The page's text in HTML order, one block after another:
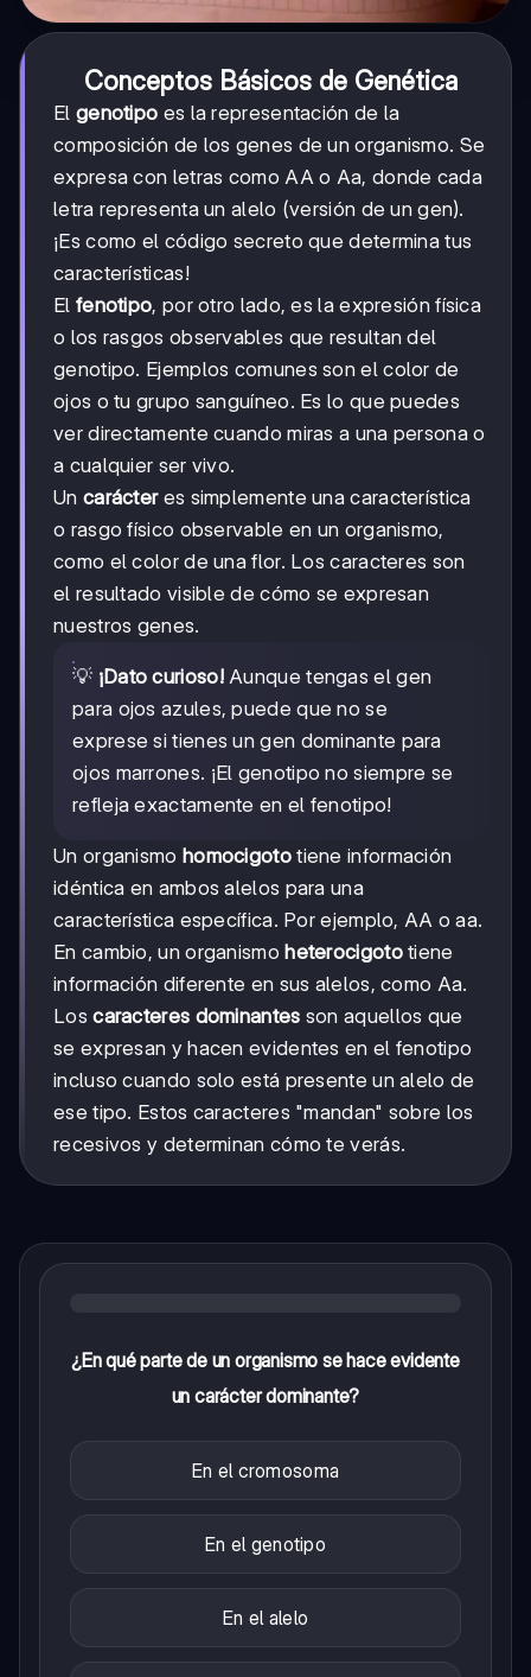
Conceptos Básicos de Genética
El genotipo es la representación de la
composición de los genes de un organismo. Se
expresa con letras como AA o Aa, donde cada
letra representa un alelo (versión de un gen).
¡Es como el código secreto que determina tus
características!
El fenotipo, por otro lado, es la expresión física
o los rasgos observables que resultan del
genotipo. Ejemplos comunes son el color de
ojos o tu grupo sanguíneo. Es lo que puedes
ver directamente cuando miras a una persona o
a cualquier ser vivo.
Un carácteres simplemente una característica
o rasgo físico observable en un organismo,
como el color de una flor. Los caracteres son
el resultado visible de cómo se expresan
nuestros genes.
💡 ¡Dato curioso!Aunque tengas el gen
para ojos azules, puede que no se
exprese si tienes un gen dominante para
ojos marrones. ¡El genotipo no siempre se
refleja exactamente en el fenotipo!
Un organismo homocigototiene información
idéntica en ambos alelos para una
característica específica. Por ejemplo, AA o aa.
En cambio, un organismoheterocigototiene
información diferente en sus alelos, como Aa.
Loscaracteres dominantes son aquellos que
se expresan y hacen evidentes en el fenotipo
incluso cuando solo está presente un alelo de
ese tipo. Estos caracteres "mandan" sobre los
recesivos y determinan cómo te verás.
¿En qué parte de un organismo se hace evidente
un carácter dominante?
En el cromosoma
En el genotipo
En el alelo